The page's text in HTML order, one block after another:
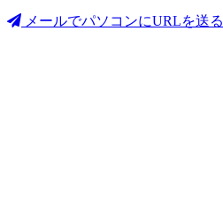
メールでパソコンにURLを送る